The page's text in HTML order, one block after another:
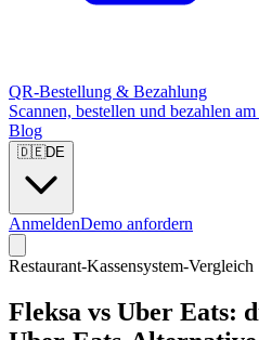
QR-Bestellung & Bezahlung
Scannen, bestellen und bezahlen
Blog
🇩🇪DE
AnmeldenDemo anfordern
Restaurant-Kassensystem-Vergleich
Fleksa vs Uber Eats: